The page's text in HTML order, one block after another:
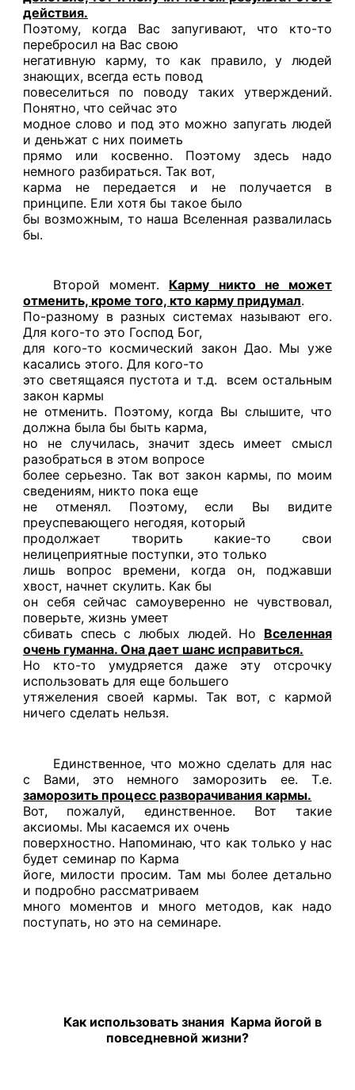
действия.
Поэтому, когда Вас запугивают, что кто-то
перебросил на Вас свою
негативную карму, то как правило, у людей
знающих, всегда есть повод
повеселиться по поводу таких утверждений.
Понятно, что сейчас это
модное слово и под это можно запугать людей
и деньжат с них поиметь
прямо или косвенно. Поэтому здесь надо
немного разбираться. Так вот,
карма не передается и не получается в
принципе. Ели хотя бы такое было
бы возможным, то наша Вселенная развалилась
бы.
Второй момент. Карму никто не может
отменить, кроме того, кто карму придумал.
По-разному в разных системах называют его.
Для кого-то это Господ Бог,
для кого-то космический закон Дао. Мы уже
касались этого. Для кого-то
это светящаяся пустота и т.д. всем остальным
закон кармы
не отменить. Поэтому, когда Вы слышите, что
должна была бы быть карма,
но не случилась, значит здесь имеет смысл
разобраться в этом вопросе
более серьезно. Так вот закон кармы, по моим
сведениям, никто пока еще
не отменял. Поэтому, если Вы видите
преуспевающего негодяя, который
продолжает творить какие-то свои
нелицеприятные поступки, это только
лишь вопрос времени, когда он, поджавши
хвост, начнет скулить. Как бы
он себя сейчас самоуверенно не чувствовал,
поверьте, жизнь умеет
сбивать спесь с любых людей. Но Вселенная
очень гуманна. Она дает шанс исправиться.
Но кто-то умудряется даже эту отсрочку
использовать для еще большего
утяжеления своей кармы. Так вот, с кармой
ничего сделать нельзя.
Единственное, что можно сделать для нас
с Вами, это немного заморозить ее. Т.е.
заморозить процесс разворачивания кармы.
Вот, пожалуй, единственное. Вот такие
аксиомы. Мы касаемся их очень
поверхностно. Напоминаю, что как только у нас
будет семинар по Карма
йоге, милости просим. Там мы более детально
и подробно рассматриваем
много моментов и много методов, как надо
поступать, но это на семинаре.
Как использовать знания Карма йогой в
повседневной жизни?